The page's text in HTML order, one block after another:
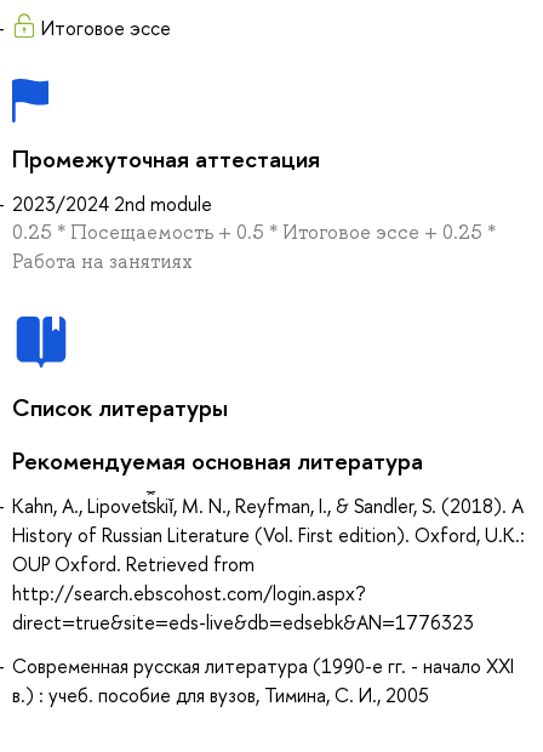
Итоговое эссе
Промежуточная аттестация
2023/2024 2nd module
0.25 * Посещаемость + 0.5 * Итоговое эссе + 0.25 *
Работа на занятиях
Список литературы
Рекомендуемая основная литература
Kahn, A., Lipovet︠s︡kiĭ, M. N., Reyfman, I., & Sandler, S. (2018). A
History of Russian Literature (Vol. First edition). Oxford, U.K.:
OUP Oxford. Retrieved from
http://search.ebscohost.com/login.aspx?
direct=true&site=eds-live&db=edsebk&AN=1776323
Современная русская литература (1990-е гг. - начало XXI
в.) : учеб. пособие для вузов, Тимина, С. И., 2005